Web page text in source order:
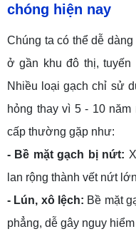
chóng hiện nay
Chúng ta có thể dễ
ở gần khu đô thị, tuyến
Nhiều loại gạch chỉ sử
hỏng thay vì 5 - 10
cấp thường gặp như:
- Bề mặt gạch bị nứt:
lan rộng thành vết nứt
- Lún, xô lệch: Bề mặt
phẳng, dễ gây nguy